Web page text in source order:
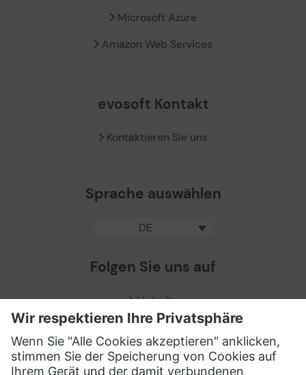
Microsoft Azure
Amazon Web Services
evosoft Kontakt
Kontaktieren Sie uns
Sprache auswählen
DE
Folgen Sie uns auf
LinkedIn
Facebook
X / Twitter